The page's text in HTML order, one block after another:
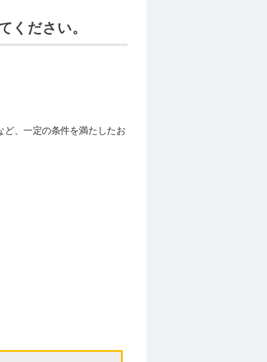
ください。
ど、一定の条件を満たしたお